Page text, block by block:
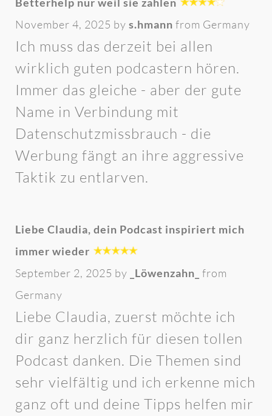
November 4, 2025 by s.hmann from Germany
Ich muss das derzeit bei allen
wirklich guten podcastern hören.
Immer das gleiche - aber der gute
Name in Verbindung mit
Datenschutzmissbrauch - die
Werbung fängt an ihre aggressive
Taktik zu entlarven.
Liebe Claudia, dein Podcast inspiriert mich
immer wieder
September 2, 2025 by
_Löwenzahn_ from
Germany
Liebe Claudia, zuerst möchte ich
dir ganz herzlich für diesen tollen
Podcast danken. Die Themen sind
sehr vielfältig und ich erkenne mich
ganz oft und deine Tipps helfen mir